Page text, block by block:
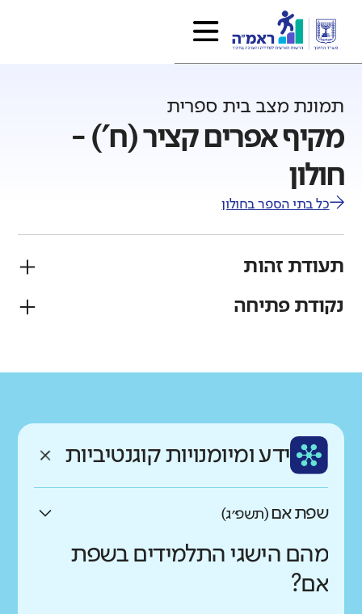
תמונת מצב בית ספרית
מקיף אפרים קציר (ח') -
חולון
כל בתי הספר בחולון
תעודת זהות
פיקוח
עברית ותיק
נקודת פתיחה
רקע חברתי כלכלי
נמוך ידע ומיומנויות קוגנטיביות
שפת אם(תשפ״ג)
מהם הישגי התלמידים בשפת
אם?